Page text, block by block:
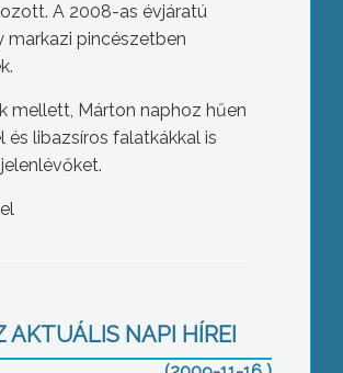
A 2008-as évjáratú
markazi pincészetben
mellett, Márton naphoz hűen
és libazsíros falatkákkal is
AKTUÁLIS NAPI HÍREI
MSZP szerint